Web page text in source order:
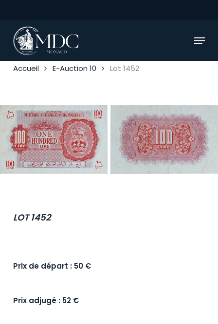
main
content
Menu
Accueil E-Auction 10 Lot 1452
LOT 1452
Prix de départ : 50 €
Prix adjugé : 52 €